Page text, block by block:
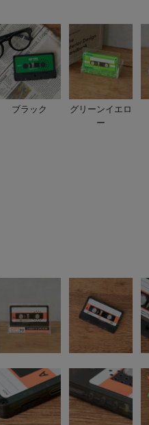
ブラック
グリーンイエロ
ー